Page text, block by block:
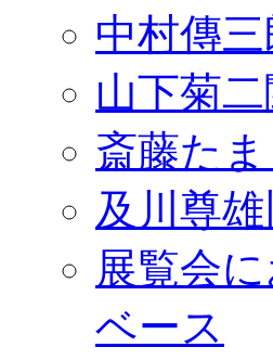
中村傳
山下菊
斎藤た
及川尊
展覧会
ベース